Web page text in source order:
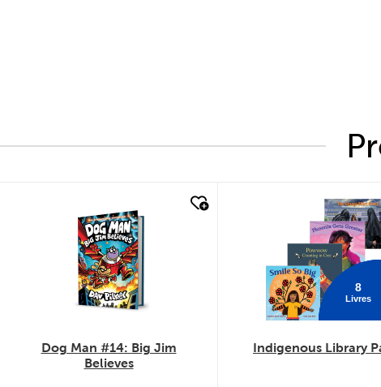
Dog Man #14: Big Jim
Believes
8
Livres
Indigenous Library